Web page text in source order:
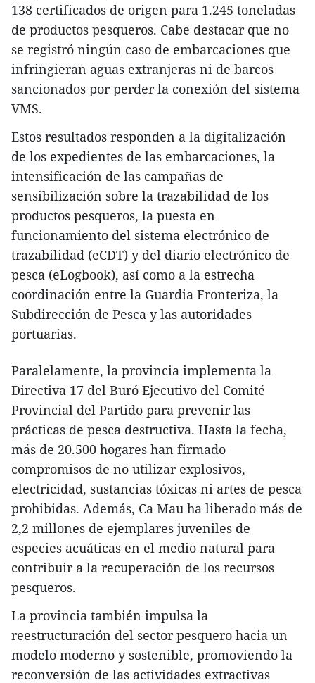
138 certificados de origen para 1.245 toneladas
de productos pesqueros. Cabe destacar que no
se registró ningún caso de embarcaciones que
infringieran aguas extranjeras ni de barcos
sancionados por perder la conexión del sistema
VMS.
Estos resultados responden a la digitalización
de los expedientes de las embarcaciones, la
intensificación de las campañas de
sensibilización sobre la trazabilidad de los
productos pesqueros, la puesta en
funcionamiento del sistema electrónico de
trazabilidad (eCDT) y del diario electrónico de
pesca (eLogbook), así como a la estrecha
coordinación entre la Guardia Fronteriza, la
Subdirección de Pesca y las autoridades
portuarias.
Paralelamente, la provincia implementa la
Directiva 17 del Buró Ejecutivo del Comité
Provincial del Partido para prevenir las
prácticas de pesca destructiva. Hasta la fecha,
más de 20.500 hogares han firmado
compromisos de no utilizar explosivos,
electricidad, sustancias tóxicas ni artes de pesca
prohibidas. Además, Ca Mau ha liberado más de
2,2 millones de ejemplares juveniles de
especies acuáticas en el medio natural para
contribuir a la recuperación de los recursos
pesqueros.
La provincia también impulsa la
reestructuración del sector pesquero hacia un
modelo moderno y sostenible, promoviendo la
reconversión de las actividades extractivas